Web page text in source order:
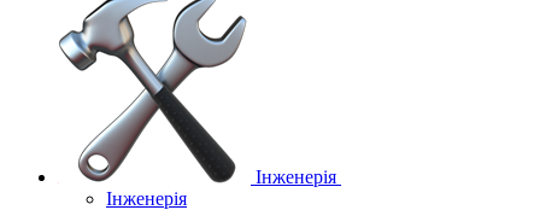
Інженерія
Інженерія